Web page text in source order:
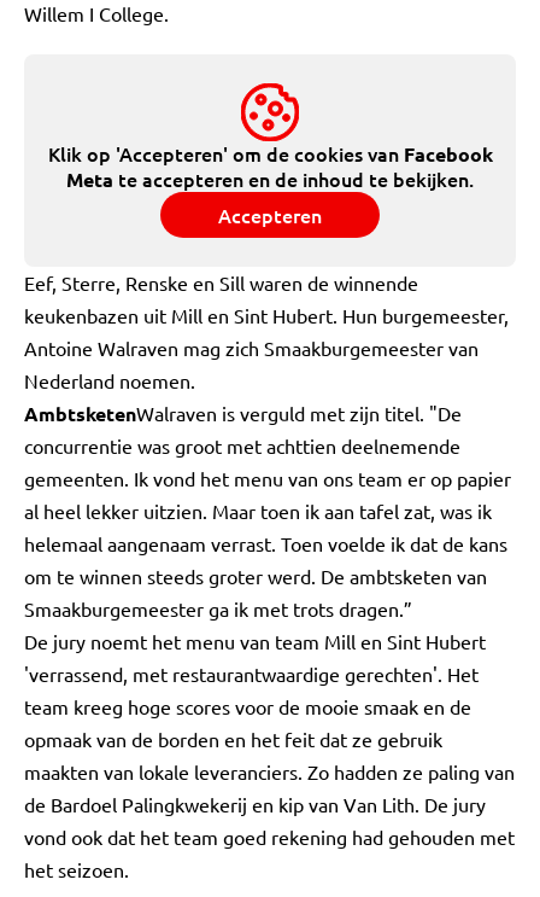
Willem I College.
Klik op 'Accepteren' om de cookies van Facebook
Meta te accepteren en de inhoud te bekijken.
Accepteren
Eef, Sterre, Renske en Sill waren de winnende
keukenbazen uit Mill en Sint Hubert. Hun burgemeester,
Antoine Walraven mag zich Smaakburgemeester van
Nederland noemen.
AmbtsketenWalraven is verguld met zijn titel. "De
concurrentie was groot met achttien deelnemende
gemeenten. Ik vond het menu van ons team er op papier
al heel lekker uitzien. Maar toen ik aan tafel zat, was ik
helemaal aangenaam verrast. Toen voelde ik dat de kans
om te winnen steeds groter werd. De ambtsketen van
Smaakburgemeester ga ik met trots dragen.”
De jury noemt het menu van team Mill en Sint Hubert
'verrassend, met restaurantwaardige gerechten'. Het
team kreeg hoge scores voor de mooie smaak en de
opmaak van de borden en het feit dat ze gebruik
maakten van lokale leveranciers. Zo hadden ze paling van
de Bardoel Palingkwekerij en kip van Van Lith. De jury
vond ook dat het team goed rekening had gehouden met
het seizoen.